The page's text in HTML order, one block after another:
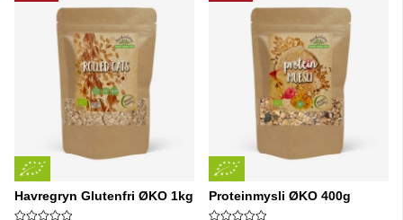
Havregryn Glutenfri ØKO 1kg Proteinmysli ØKO 400g